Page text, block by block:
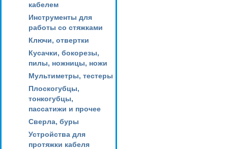
кабелем
Инструменты для
работы со стяжками
Ключи, отвертки
Кусачки, бокорезы,
пилы, ножницы, ножи
Мультиметры, тестеры
Плоскогубцы,
тонкогубцы,
пассатижи и прочее
Сверла, буры
Устройства для
протяжки кабеля